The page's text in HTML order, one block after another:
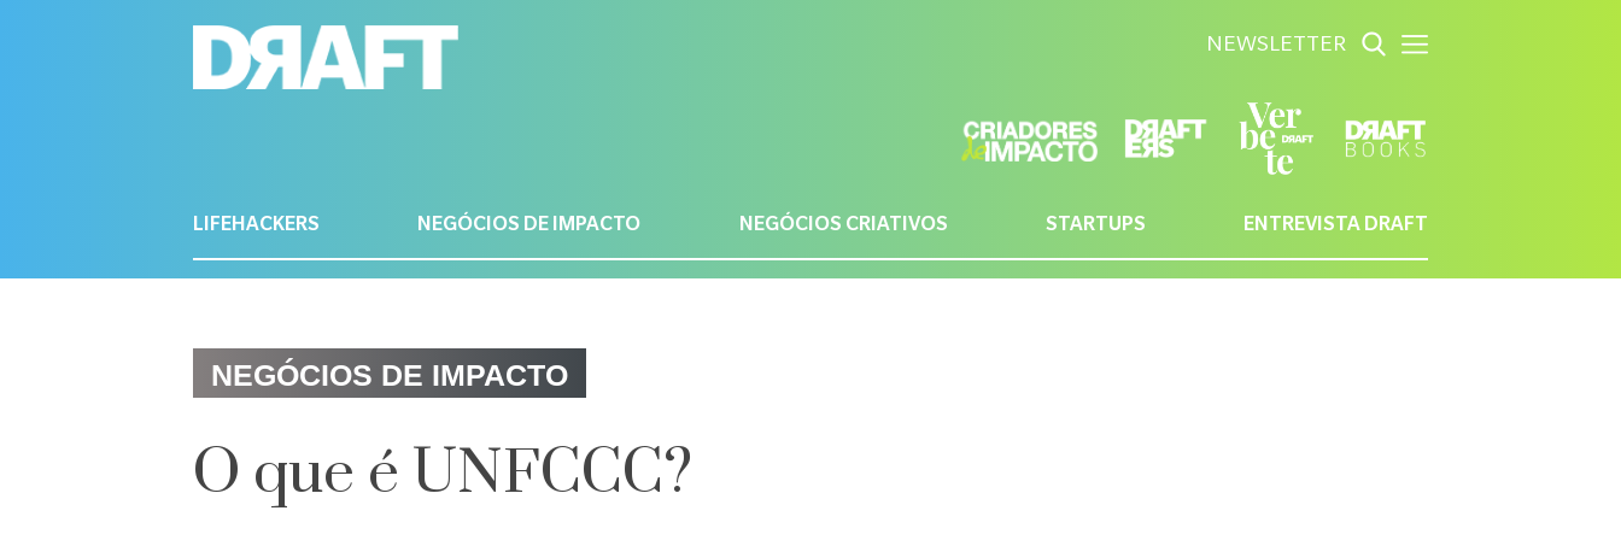
NEWSLETTER
LIFEHACKERS NEGÓCIOS DE IMPACTO NEGÓCIOS CRIATIVOS STARTUPS ENTREVISTA DRAFT
NEGÓCIOS DE IMPACTO
O que é UNFCCC?